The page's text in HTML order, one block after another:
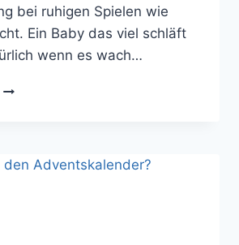
bei ruhigen Spielen wie
Ein Baby das viel schläft
wenn es wach…
DAS
KINDERN